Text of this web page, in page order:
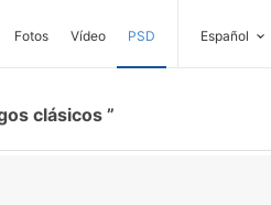
Fotos Vídeo PSD Español
clásicos